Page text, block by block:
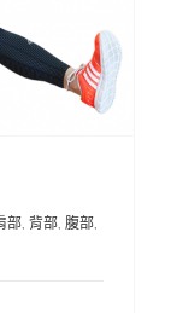
部, 背部, 腹部,